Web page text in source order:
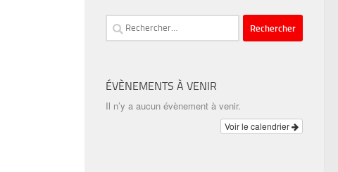
Rechercher :
ÉVÈNEMENTS À VENIR
Il n’y a aucun évènement à venir.
Voir le calendrier